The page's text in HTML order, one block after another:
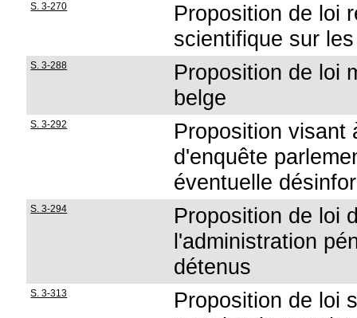
S. 3-270
Proposition de loi
scientifique sur
S. 3-288
Proposition de loi
belge
S. 3-292
Proposition visant
d'enquête
éventuelle
S. 3-294
Proposition de loi
l'administration
détenus
S. 3-313
Proposition de loi